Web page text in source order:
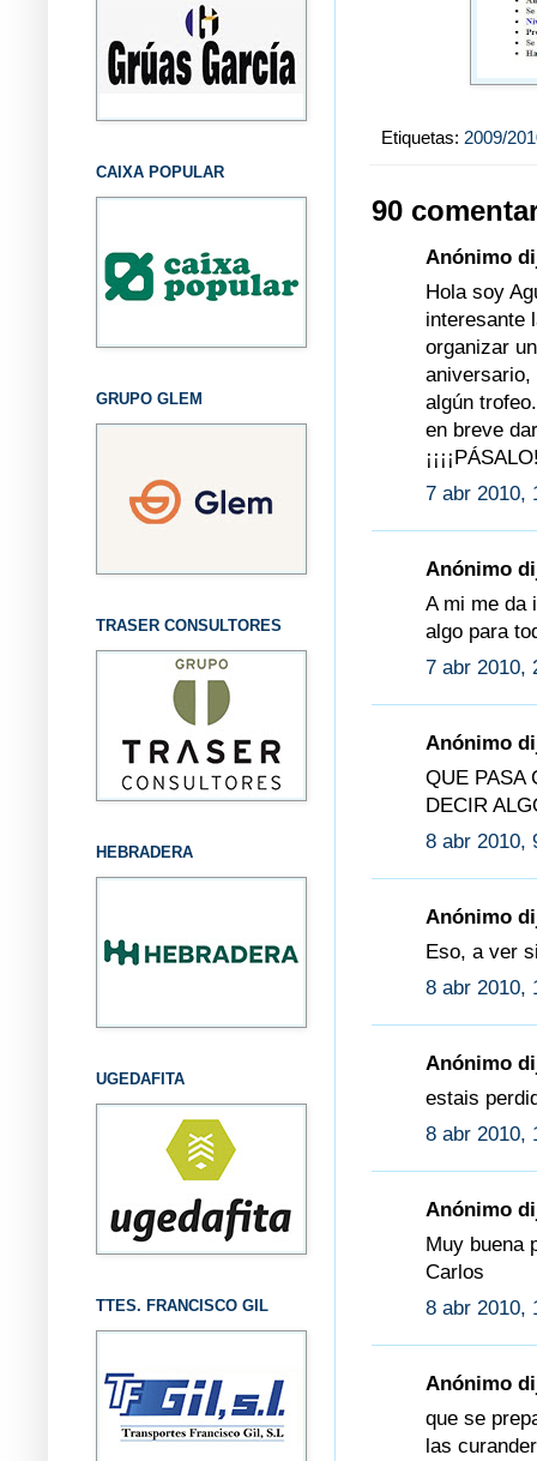
Etiquetas: 2009/
90
Anónimo
Hola soy
interesante
organizar
aniversario,
algún trofeo.
en breve
7 abr 2010,
Anónimo
A mi me da
algo para
7 abr 2010,
Anónimo
QUE PASA
DECIR
8 abr 2010,
Anónimo
Eso, a ver
8 abr 2010,
Anónimo
estais
8 abr 2010,
Anónimo
Muy buena
Carlos
8 abr 2010,
Anónimo
que se
las
CAIXA POPULAR
GRUPO GLEM
TRASER CONSULTORES
HEBRADERA
UGEDAFITA
TTES. FRANCISCO GIL